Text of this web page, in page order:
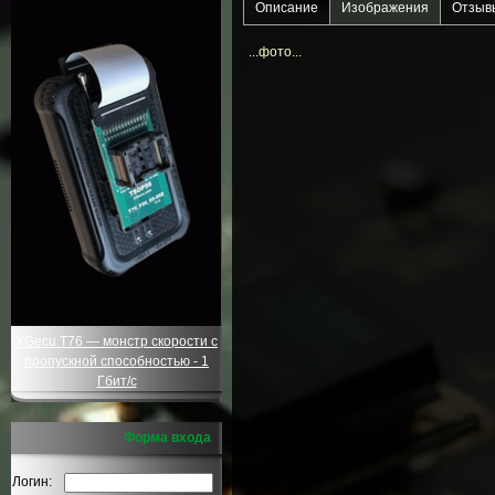
XGecu T76 — монстр скорости с
пропускной способностью - 1
Гбит/с
Форма входа
Логин:
Описание Изображения
...фото...